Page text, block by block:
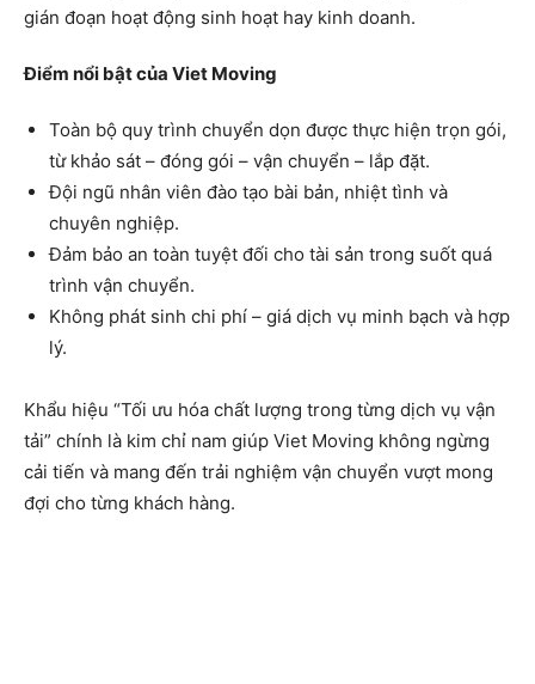
gián đoạn hoạt động sinh hoạt hay kinh doanh.
Điểm nổi bật của Viet Moving
Toàn bộ quy trình chuyển dọn được thực hiện trọn gói,
từ khảo sát – đóng gói – vận chuyển – lắp đặt.
Đội ngũ nhân viên đào tạo bài bản, nhiệt tình và
chuyên nghiệp.
Đảm bảo an toàn tuyệt đối cho tài sản trong suốt quá
trình vận chuyển.
Không phát sinh chi phí – giá dịch vụ minh bạch và hợp
lý.
Khẩu hiệu “Tối ưu hóa chất lượng trong từng dịch vụ vận
tải” chính là kim chỉ nam giúp Viet Moving không ngừng
cải tiến và mang đến trải nghiệm vận chuyển vượt mong
đợi cho từng khách hàng.